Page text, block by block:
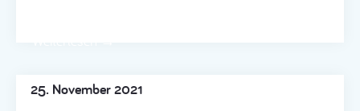
25. November 2021